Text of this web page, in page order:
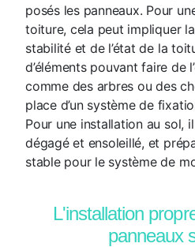
posés les panneaux. Pour
toiture, cela peut impliquer
stabilité et de l’état de la
d’éléments pouvant faire de
comme des arbres ou des
place d’un système de
Pour une installation au sol,
dégagé et ensoleillé, et
stable pour le système de
L'installation
panneaux